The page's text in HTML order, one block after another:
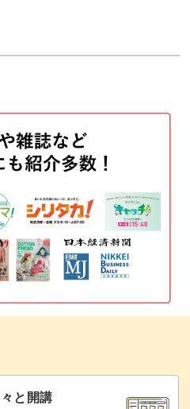
ク系のグラデーションにしま
など、お好きな色のグラデー
ェルやゴールドの入れ方な
あわせてアレンジしてみてく
ンアクセサリーのアートを習
ててみてくださいね♪
13:37
出す
37:07
する
と開講